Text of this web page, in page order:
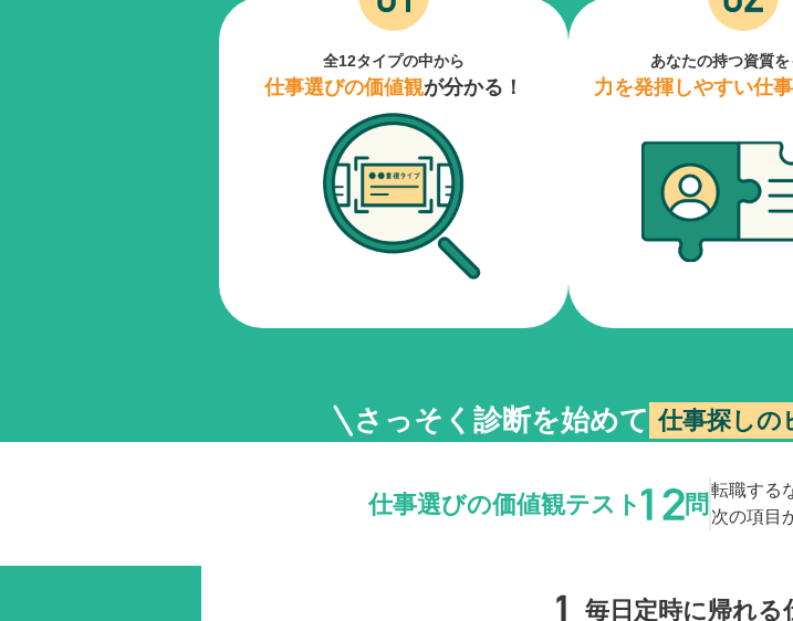
全12タイプの中から
仕事選びの価値観が分かる！
あなたの持つ資質を
力を発揮しやすい仕事
さっそく診断を始めて 仕事探しの
仕事選びの価値観テスト 問 転職する
次の項目
毎日定時に帰れる